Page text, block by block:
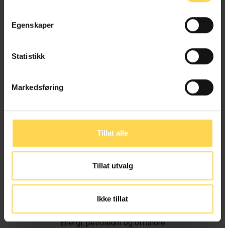
Egenskaper
Statistikk
Markedsføring
Tillat alle
Tillat utvalg
Ikke tillat
Energi, petroleum og offshore